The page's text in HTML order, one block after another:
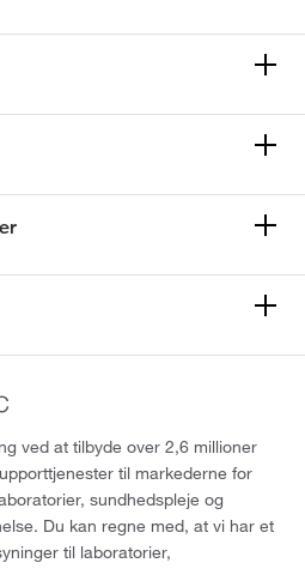
ved at tilbyde over 2,6 millioner
til markederne for
sundhedspleje og
Du kan regne med, at vi har et
til laboratorier,